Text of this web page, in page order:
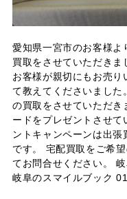
愛知県一宮市のお客様よ
買取をさせていただきま
お客様が親切にもお売り
て教えてくださいまし
の買取をさせていただき
ードをプレゼントさせ
ントキャンペーンは出
です。 宅配買取をご希
てお問合せください。
岐阜のスマイルブック